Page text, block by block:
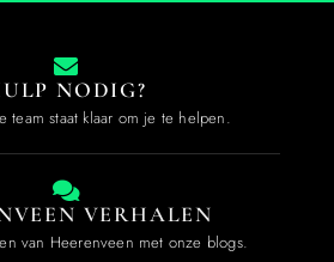
NODIG?
team staat klaar om je te helpen.
VERHALEN
van Heerenveen met onze blogs.